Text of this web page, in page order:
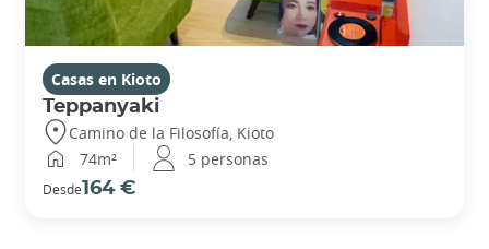
Casas en Kioto
Teppanyaki
Camino de la Filosofía, Kioto
74m²
5 personas
Desde164 €